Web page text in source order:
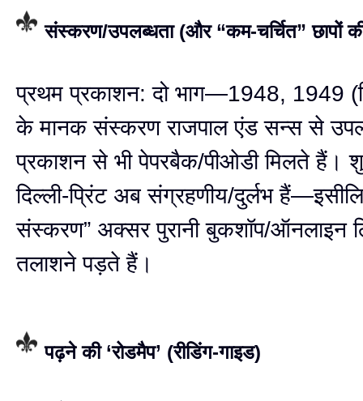
संस्करण/उपलब्धता (और “कम-चर्चित” छापों
प्रथम प्रकाशन: दो भाग—1948, 1949
के मानक संस्करण राजपाल एंड सन्स से
प्रकाशन से भी पेपरबैक/पीओडी मिलते हैं।
दिल्ली-प्रिंट अब संग्रहणीय/दुर्लभ
संस्करण” अक्सर पुरानी बुकशॉप/ऑनलाइन
तलाशने पड़ते हैं।
पढ़ने की ‘रोडमैप’ (रीडिंग-गाइड)